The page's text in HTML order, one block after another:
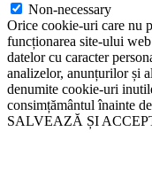
Non-necessary
Orice cookie-uri care nu
funcționarea site-ului
datelor cu caracter
analizelor, anunțurilor și
denumite cookie-uri
consimțământul înainte
SALVEAZĂ ȘI